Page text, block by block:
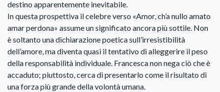
destino apparentemente inevitabile.
In questa prospettiva il celebre verso «Amor, ch’a nullo amato
amar perdona» assume un significato ancora più sottile. Non
è soltanto una dichiarazione poetica sull’irresistibilità
dell’amore, ma diventa quasi il tentativo di alleggerire il peso
della responsabilità individuale. Francesca non nega ciò che è
accaduto; piuttosto, cerca di presentarlo come il risultato di
una forza più grande della volontà umana.